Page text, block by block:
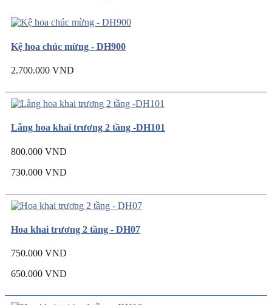
Kệ hoa chúc mừng - DH900
2.700.000 VND
Lẵng hoa khai trương 2 tầng -DH101
800.000 VND
730.000 VND
Hoa khai trương 2 tầng - DH07
750.000 VND
650.000 VND